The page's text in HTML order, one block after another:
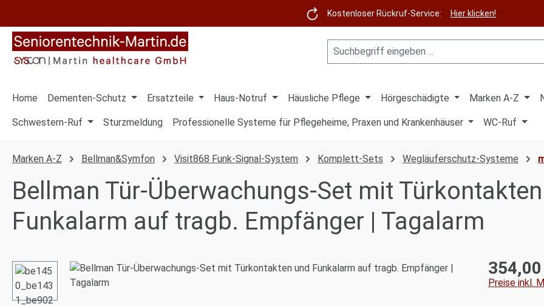
Kostenloser Rückruf-Service: Hier klicken!
Home Dementen-Schutz Ersatzteile Haus-Notruf Häusliche Pflege Hörgeschädigte Marken A-Z
Schwestern-Ruf Sturzmeldung Professionelle Systeme für Pflegeheime, Praxen und Krankenhäuser WC-Ruf
Marken A-Z Bellman&Symfon Visit868 Funk-Signal-System Komplett-Sets Wegläuferschutz-Systeme
Bellman Tür-Überwachungs-Set mit
Funkalarm auf tragb. Empfänger | Tagalarm
Bildergalerie überspringen Regulärer
Preise inkl.